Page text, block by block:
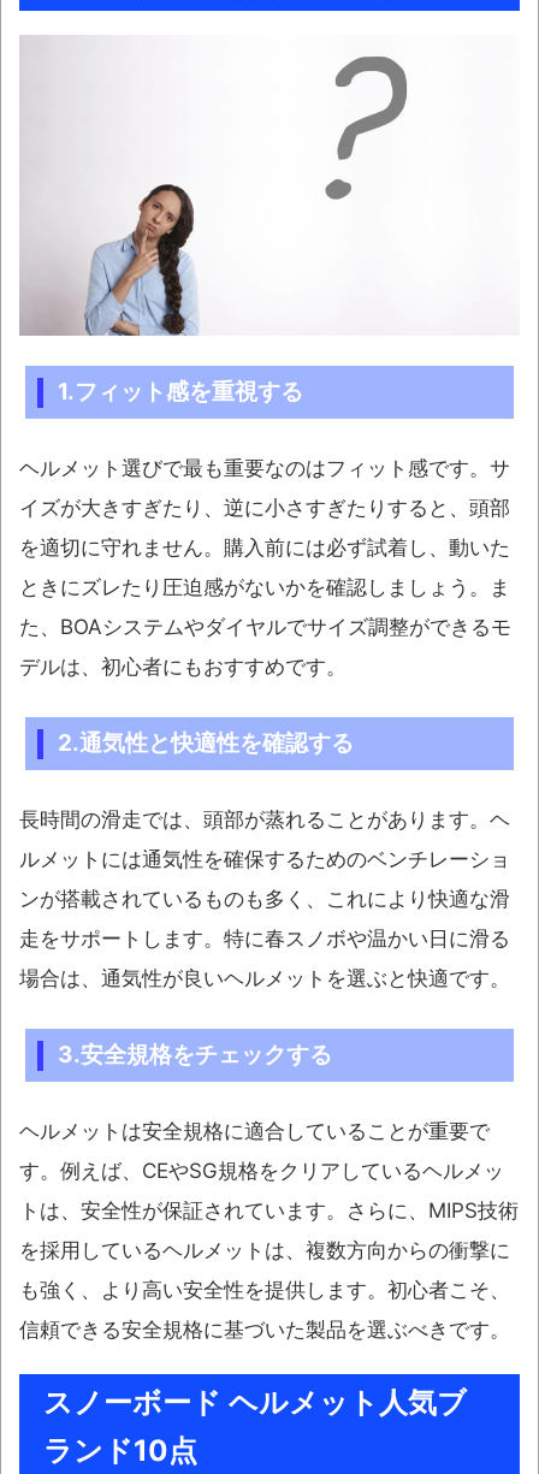
1.フィット感を重視する
ヘルメット選びで最も重要なのはフィット感です。サ
イズが大きすぎたり、逆に小さすぎたりすると、頭部
を適切に守れません。購入前には必ず試着し、動いた
ときにズレたり圧迫感がないかを確認しましょう。ま
た、BOAシステムやダイヤルでサイズ調整ができるモ
デルは、初心者にもおすすめです。
2.通気性と快適性を確認する
長時間の滑走では、頭部が蒸れることがあります。ヘ
ルメットには通気性を確保するためのベンチレーショ
ンが搭載されているものも多く、これにより快適な滑
走をサポートします。特に春スノボや温かい日に滑る
場合は、通気性が良いヘルメットを選ぶと快適です。
3.安全規格をチェックする
ヘルメットは安全規格に適合していることが重要で
す。例えば、CEやSG規格をクリアしているヘルメッ
トは、安全性が保証されています。さらに、MIPS技術
を採用しているヘルメットは、複数方向からの衝撃に
も強く、より高い安全性を提供します。初心者こそ、
信頼できる安全規格に基づいた製品を選ぶべきです。
スノーボード ヘルメット人気ブ
ランド10点